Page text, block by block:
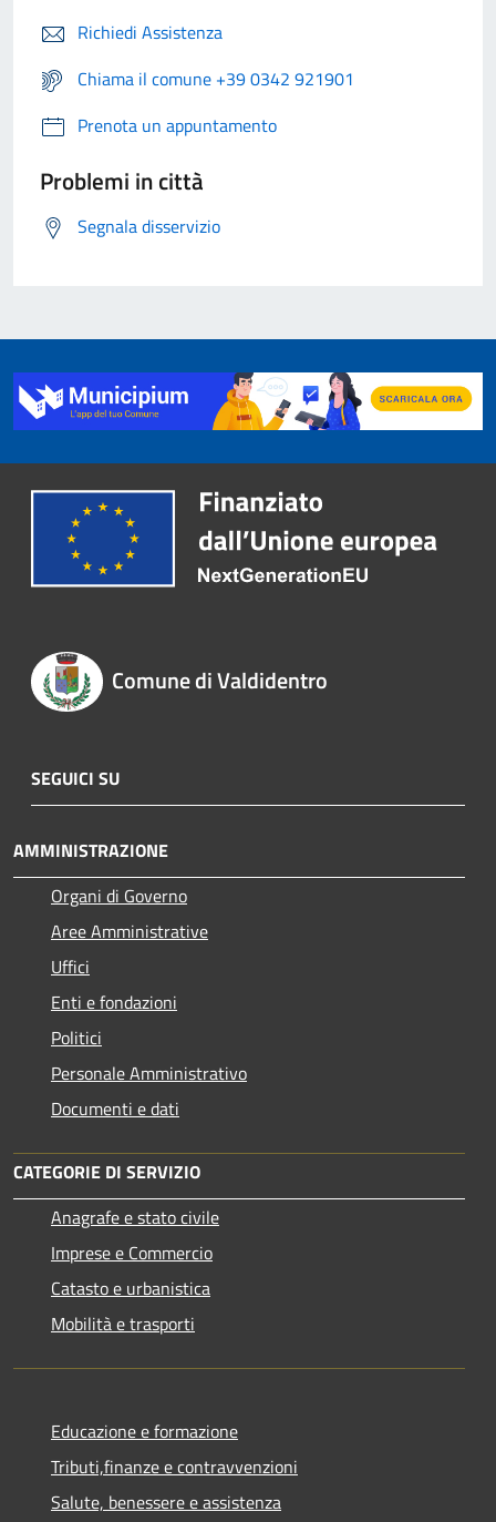
Richiedi Assistenza
Chiama il comune +39 0342 921901
Prenota un appuntamento
Problemi in città
Segnala disservizio
Comune di Valdidentro
SEGUICI SU
AMMINISTRAZIONE
Organi di Governo
Aree Amministrative
Uffici
Enti e fondazioni
Politici
Personale Amministrativo
Documenti e dati
CATEGORIE DI SERVIZIO
Anagrafe e stato civile
Imprese e Commercio
Catasto e urbanistica
Mobilità e trasporti
Educazione e formazione
Tributi,finanze e contravvenzioni
Salute, benessere e assistenza